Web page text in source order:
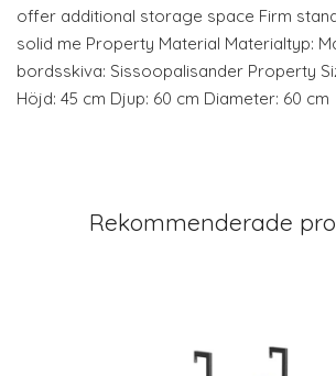
offer additional storage space Firm
solid me Property Material Materialtyp:
bordsskiva: Sissoopalisander Property
Höjd: 45 cm Djup: 60 cm Diameter: 60 cm
Rekommenderade